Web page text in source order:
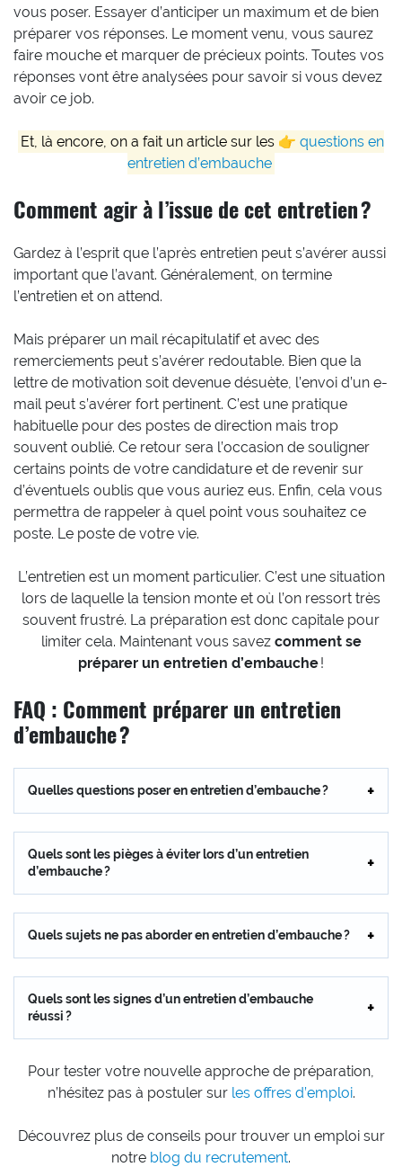
vous poser. Essayer d’anticiper un maximum et de bien
préparer vos réponses. Le moment venu, vous saurez
faire mouche et marquer de précieux points. Toutes vos
réponses vont être analysées pour savoir si vous devez
avoir ce job.
Et, là encore, on a fait un article sur les 👉questions en
entretien d’embauche
Comment agir à l’issue de cet entretien ?
Gardez à l’esprit que l’après entretien peut s’avérer aussi
important que l’avant. Généralement, on termine
l’entretien et on attend.
Mais préparer un mail récapitulatif et avec des
remerciements peut s’avérer redoutable. Bien que la
lettre de motivation soit devenue désuète, l’envoi d’un e-
mail peut s’avérer fort pertinent. C’est une pratique
habituelle pour des postes de direction mais trop
souvent oublié. Ce retour sera l’occasion de souligner
certains points de votre candidature et de revenir sur
d’éventuels oublis que vous auriez eus. Enfin, cela vous
permettra de rappeler à quel point vous souhaitez ce
poste. Le poste de votre vie.
L’entretien est un moment particulier. C’est une situation
lors de laquelle la tension monte et où l’on ressort très
souvent frustré. La préparation est donc capitale pour
limiter cela. Maintenant vous savez comment se
préparer un entretien d’embauche!
FAQ : Comment préparer un entretien
d’embauche ?
Quelles questions poser en entretien d’embauche ?
Quels sont les pièges à éviter lors d’un entretien
d’embauche ?
Quels sujets ne pas aborder en entretien d’embauche ?
Quels sont les signes d’un entretien d’embauche
réussi ?
Pour tester votre nouvelle approche de préparation,
n’hésitez pas à postuler sur les offres d’emploi.
Découvrez plus de conseils pour trouver un emploi sur
notre blog du recrutement.